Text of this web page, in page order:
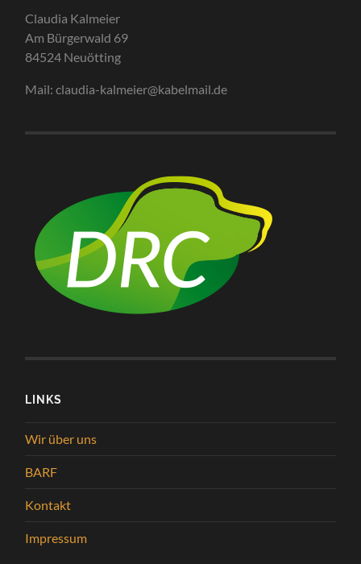
Claudia Kalmeier
Am Bürgerwald 69
84524 Neuötting
Mail: claudia-kalmeier@kabelmail.de
LINKS
Wir über uns
BARF
Kontakt
Impressum